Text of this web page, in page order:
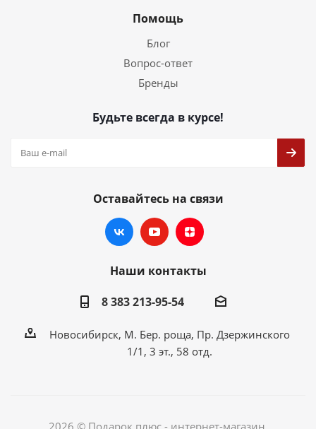
Помощь
Блог
Вопрос-ответ
Бренды
Будьте всегда в курсе!
Оставайтесь на связи
Наши контакты
8 383 213-95-54
Новосибирск, М. Бер. роща, Пр. Дзержинского
1/1, 3 эт., 58 отд.
2026 © Подарок плюс - интернет-магазин.